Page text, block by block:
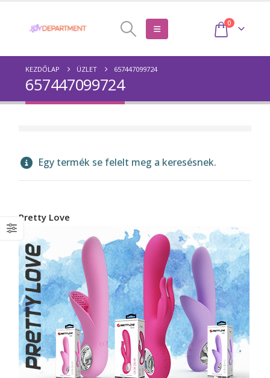
0
KEZDŐLAP ÜZLET 657447099724
657447099724
Egy termék se felelt meg a keresésnek.
Pretty Love